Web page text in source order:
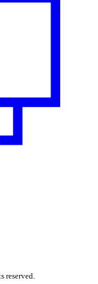
reserved.